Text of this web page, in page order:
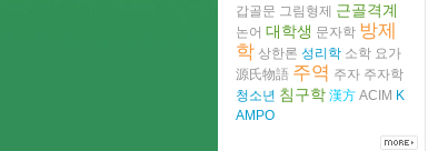
갑골문 그림형제 근골격계
논어 대학생 문자학 방제
학 상한론 성리학 소학 요가
源氏物語 주역 주자 주자학
청소년 침구학 漢方 ACIM K
AMPO